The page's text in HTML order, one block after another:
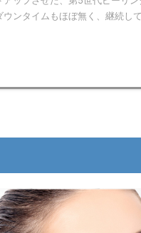
ンタイムもほぼ無く、継続し